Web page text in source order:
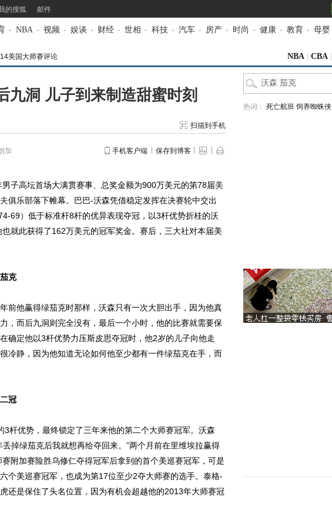
的搜狐 邮件
- NBA - 视频 - 娱谈 - 财经 - 世相 - 科技 - 汽车 - 房产 - 时尚 - 健康 - 教育 - 母婴
美国大师赛评论 NBA CBA
九洞 儿子到来制造甜蜜时刻
扫描到手机
加 手机客户端 保存到博客
高坛首场大满贯赛事、总奖金额为900万美元的第78届美
俱乐部落下帷幕。巴巴-沃森凭借稳定发挥在决赛轮中交出
69）低于标准杆8杆的优异表现夺冠，以3杆优势折桂的沃
就此获得了162万美元的冠军奖金。赛后，三大社对本届美
克
他赢得绿茄克时那样，沃森只有一次大胆出手，因为他真
，而后九洞则完全没有，最后一个小时，他的比赛就需要保
确定他以3杆优势力压斯皮思夺冠时，他2岁的儿子向他走
冷静，因为他知道无论如何他至少都有一件绿茄克在手，而
冠
优势，最终锁定了三年来他的第二个大师赛冠军。沃森
掉绿茄克后我就想再给夺回来。”两个月前在里维埃拉赢得
附加赛险胜乌修仁夺得冠军后拿到的首个美巡赛冠军，可是
个美巡赛冠军，也成为第17位至少2夺大师赛的选手。泰格-
还是保住了头名位置，因为有机会超越他的2013年大师赛冠
热词： 死亡航班 饲养蜘蛛侠